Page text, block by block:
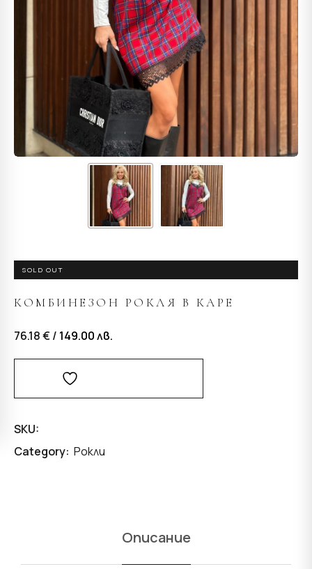
SOLD OUT
КОМБИНЕЗОН РОКЛЯ В КАРЕ
76.18 € / 149.00лв.
SKU:
Category: Рокли
Описание